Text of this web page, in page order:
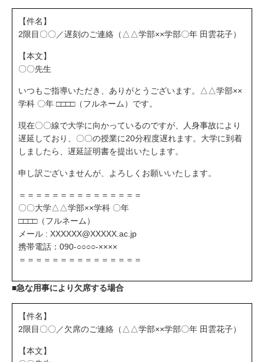
【件名】
2限目〇〇／遅刻のご連絡（△△学部××学部〇年 田雲花子）
【本文】
〇〇先生
いつもご指導いただき、ありがとうございます。△△学部××
学科 〇年 □□□□（フルネーム）です。
現在〇〇線で大学に向かっているのですが、人身事故により
遅延しており、〇〇の授業に20分程度遅れます。大学に到着
しましたら、遅延証明書を提出いたします。
申し訳ございませんが、よろしくお願いいたします。
＝＝＝＝＝＝＝＝＝＝＝＝＝＝＝
〇〇大学△△学部××学科 〇年
□□□□（フルネーム）
メール : XXXXXX@XXXXX.ac.jp
携帯電話：090-○○○○-××××
＝＝＝＝＝＝＝＝＝＝＝＝＝＝＝
■急な用事により欠席する場合
【件名】
2限目〇〇／欠席のご連絡（△△学部××学部〇年 田雲花子）
【本文】